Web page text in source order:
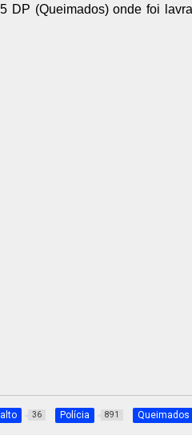
DP (Queimados) onde foi
36 Polícia 891 Queimados